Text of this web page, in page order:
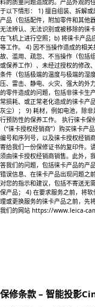
料的质量问题造成的。产品外观的
于以下情形： 1) 擅自组装、拆解
产品（包括配件，附加零件和其他
无法辨认、无法识别或被移除的徕
在飞机上进行空照；b) 将徕卡产品
等工作。 4) 因不当操作造成的相
故、滥用、疏忽、不当操作（包括
或保养工作）、未经过授权的修改
条件（包括极端的温度与极端的湿
压、雷击、静电、火灾、强大的外
的零件造成的问题，包括非徕卡生
常损耗、或正常老化造成的徕卡产
灰尘）； 9) 耗材，例如电池，除
行预防性的保养工作。 执行徕卡
（“徕卡授权经销商”）购买徕卡
编号和序列号，以及徕卡授权经销
寄给我们一份保修证书的复印件。
须由徕卡授权经销商销售。此外，
答我们的问题，包括徕卡产品的产
错误信息、在徕卡产品出现问题之
对您的指示和建议，包括不寄送无
保产品； 4) 在要求服务之前，将
理或更换服务的徕卡产品之前，先
我们的网站 https://www.leica-
保修条款 – 智能投影